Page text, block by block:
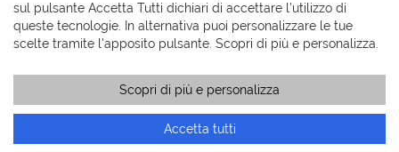
Copyright © 2026 Automobili Simionato S.r.l., Tutti i diritti
riservati-Leggi l'informativa sulla privacy-Cookie Policy
sul pulsante Accetta Tutti dichiari di accettare l'utilizzo di
queste tecnologie. In alternativa puoi personalizzare le tue
scelte tramite l'apposito pulsante. Scopri di più e personalizza.
Scopri di più e personalizza
Accetta tutti